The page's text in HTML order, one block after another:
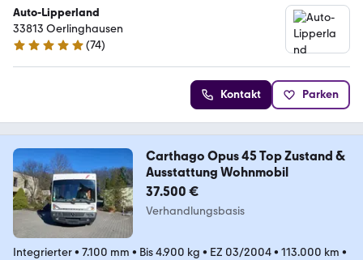
Auto-Lipperland
33813 Oerlinghausen
4.9 Sterne
(74)
Kontakt Parken
Carthago Opus 45 Top Zustand &
Ausstattung Wohnmobil
37.500 €
Verhandlungsbasis
Integrierter• 7.100 mm • Bis 4.900 kg • EZ 03/2004• 113.000 km •